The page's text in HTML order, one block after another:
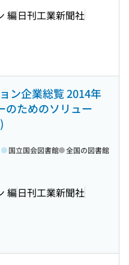
編日刊工業新聞社
ン企業総覧 2014年
のためのソリュー
編日刊工業新聞社
国立国会図書館 全国の図書館